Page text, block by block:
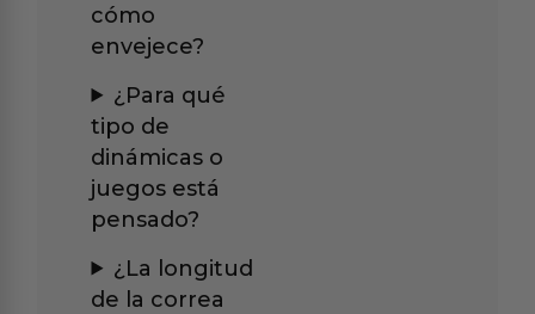
cómo
envejece?
¿Para qué
tipo de
dinámicas o
juegos está
pensado?
¿La longitud
de la correa